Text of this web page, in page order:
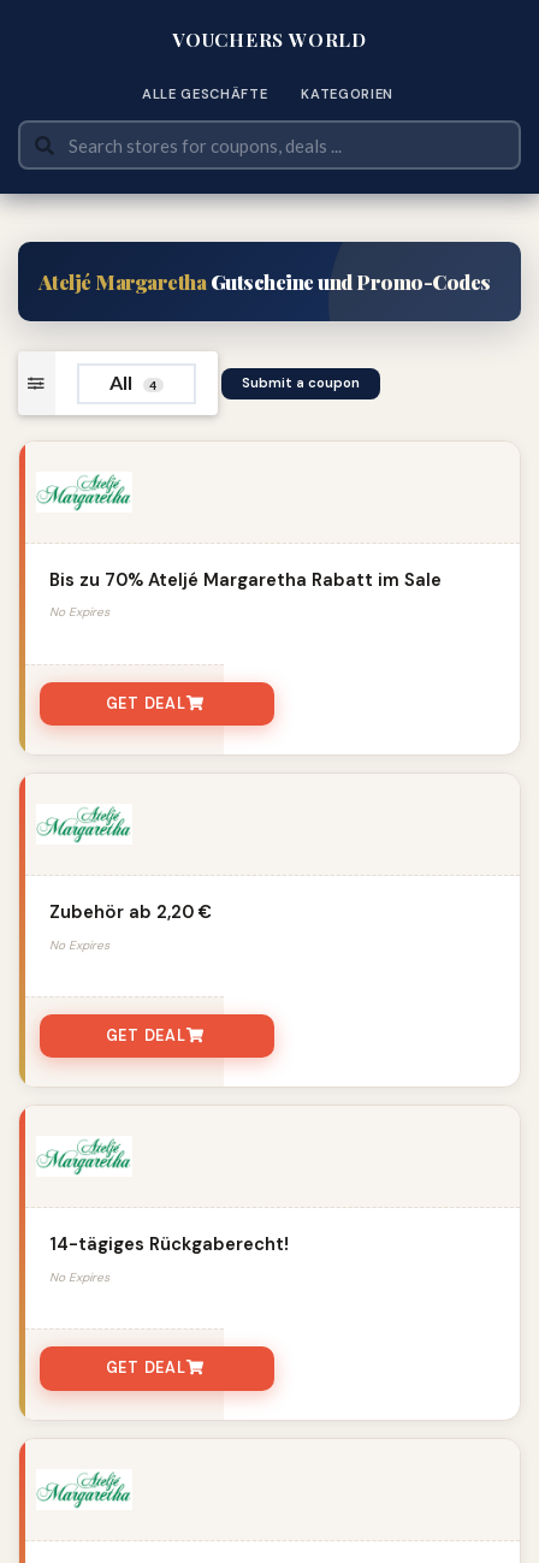
VOUCHERS WORLD
ALLE GESCHÄFTE KATEGORIEN
Ateljé MargarethaGutscheine und Promo-Codes
All 4 Submit a coupon
Bis zu 70% Ateljé Margaretha Rabatt im Sale
No Expires
GET DEAL
Zubehör ab 2,20 €
No Expires
GET DEAL
14-tägiges Rückgaberecht!
No Expires
GET DEAL